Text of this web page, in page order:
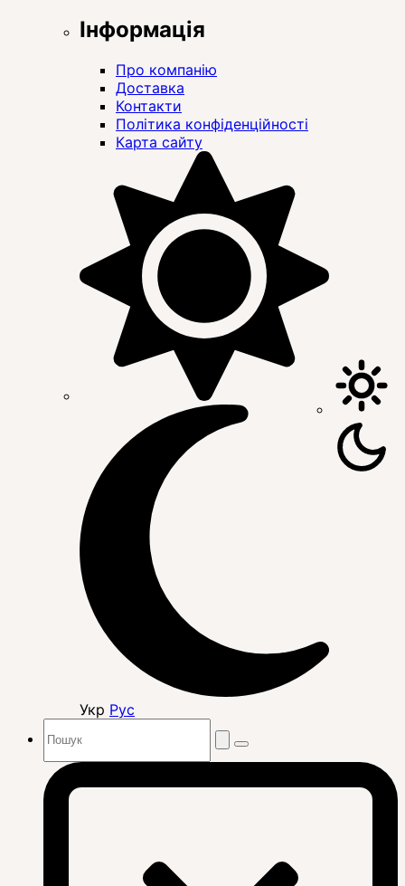
Інформація
Про компанію
Доставка
Контакти
Політика конфіденційності
Карта сайту
Укр Рус